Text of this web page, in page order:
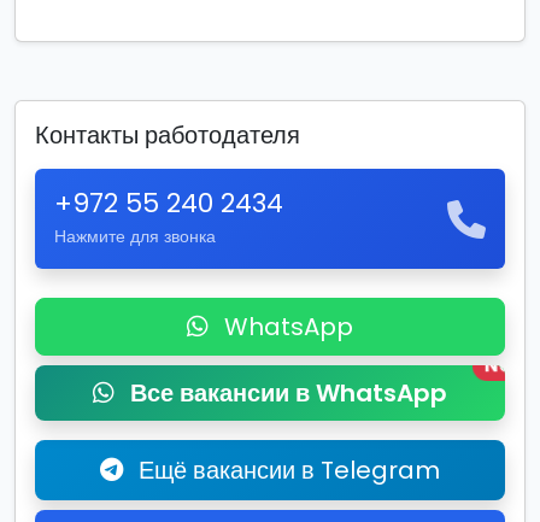
Контакты работодателя
+972 55 240 2434
Нажмите для звонка
WhatsApp
Все вакансии в WhatsApp
New
Ещё вакансии в Telegram